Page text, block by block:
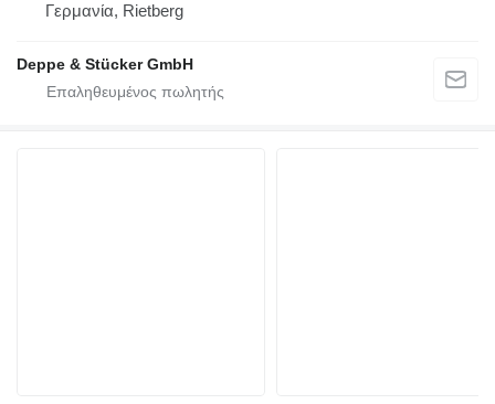
Γερμανία, Rietberg
Deppe & Stücker GmbH